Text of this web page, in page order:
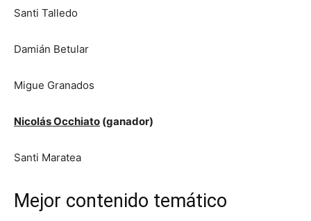
Santi Talledo
Damián Betular
Migue Granados
Nicolás Occhiato (ganador)
Santi Maratea
Mejor contenido temático